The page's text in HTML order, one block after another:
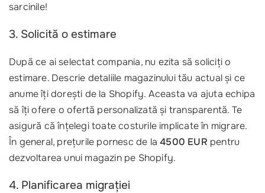
sarcinile!
3. Solicită o estimare
După ce ai selectat compania, nu ezita să soliciți o
estimare. Descrie detaliile magazinului tău actual și ce
anume îți dorești de la Shopify. Aceasta va ajuta echipa
să îți ofere o ofertă personalizată și transparentă. Te
asigură că înțelegi toate costurile implicate în migrare.
În general, prețurile pornesc de la4500 EUR pentru
dezvoltarea unui magazin pe Shopify.
4. Planificarea migrației